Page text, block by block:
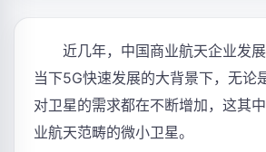
近几年，中国商业航天企业发展
当下5G快速发展的大背景下，无论
对卫星的需求都在不断增加，这其
业航天范畴的微小卫星。